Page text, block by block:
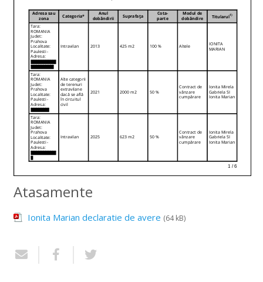
Atasamente
Ionita Marian declaratie de avere (64 kB)